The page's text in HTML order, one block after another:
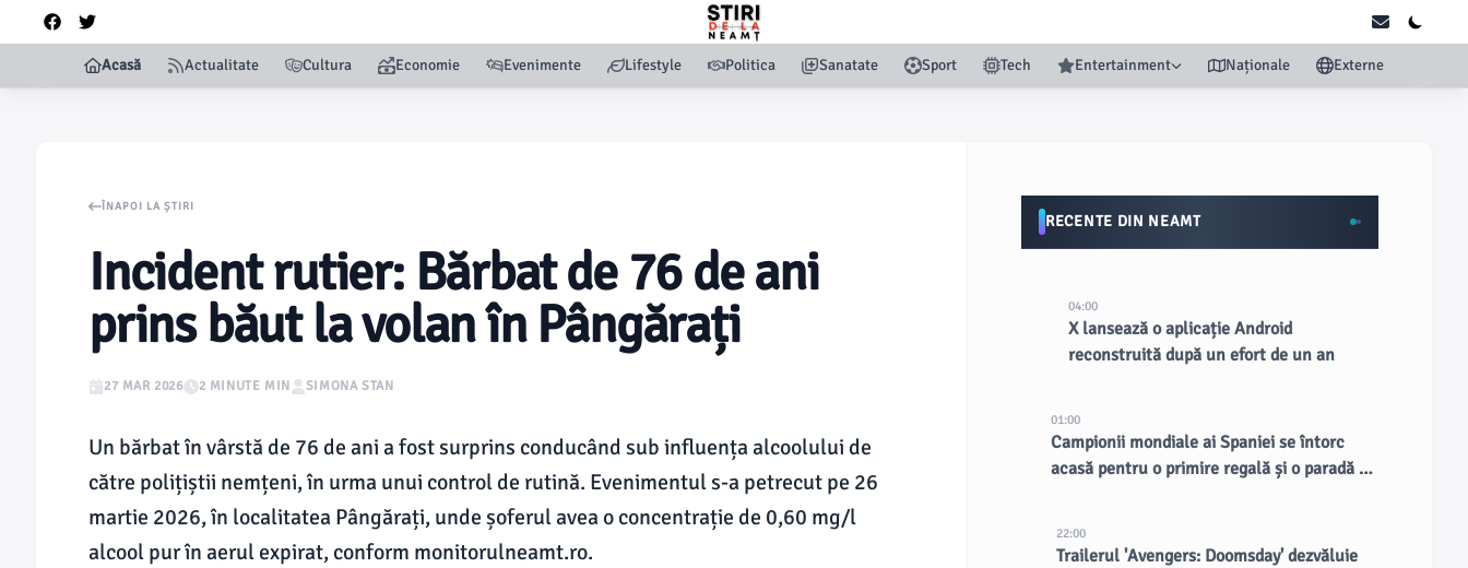
Acasă Actualitate Cultura Economie Evenimente Lifestyle Politica Sanatate Sport Tech Entertainment Naționale Externe
ÎNAPOI LA ȘTIRI
Incident rutier: Bărbat de 76 de ani
prins băut la volan în Pângărați
27 MAR 2026 2 MINUTE MIN SIMONA STAN
Un bărbat în vârstă de 76 de ani a fost surprins conducând sub influența alcoolului de
către polițiștii nemțeni, în urma unui control de rutină. Evenimentul s-a petrecut pe 26
martie 2026, în localitatea Pângărați, unde șoferul avea o concentrație de 0,60 mg/l
alcool pur în aerul expirat, conform monitorulneamt.ro.
RECENTE DIN NEAMT
04:00
X lansează o aplicație Android
reconstruită după un efort de un an
01:00
Campionii mondiale ai Spaniei se întorc
acasă pentru o primire regală și o paradă în
22:00
Trailerul 'Avengers: Doomsday' dezvăluie